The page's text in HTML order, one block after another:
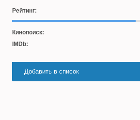
Рейтинг:
Кинопоиск:
IMDb:
Добавить в список